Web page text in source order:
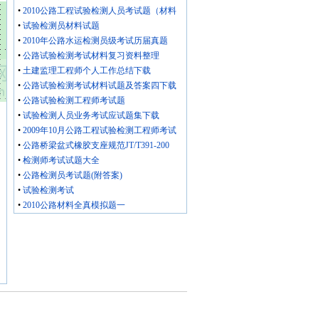
• 2010公路工程试验检测人员考试题（材料
• 试验检测员材料试题
• 2010年公路水运检测员级考试历届真题
• 公路试验检测考试材料复习资料整理
• 土建监理工程师个人工作总结下载
• 公路试验检测考试材料试题及答案四下载
• 公路试验检测工程师考试题
• 试验检测人员业务考试应试题集下载
• 2009年10月公路工程试验检测工程师考试
• 公路桥梁盆式橡胶支座规范JT/T391-200
• 检测师考试试题大全
• 公路检测员考试题(附答案)
• 试验检测考试
• 2010公路材料全真模拟题一